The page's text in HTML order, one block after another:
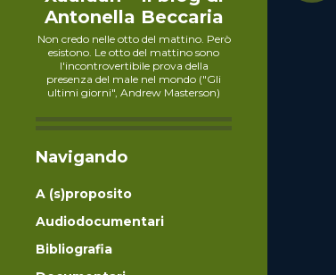
Antonella Beccaria
Non credo nelle otto del mattino. Però
esistono. Le otto del mattino sono
l'incontrovertibile prova della
presenza del male nel mondo ("Gli
ultimi giorni", Andrew Masterson)
Navigando
A (s)proposito
Audiodocumentari
Bibliografia